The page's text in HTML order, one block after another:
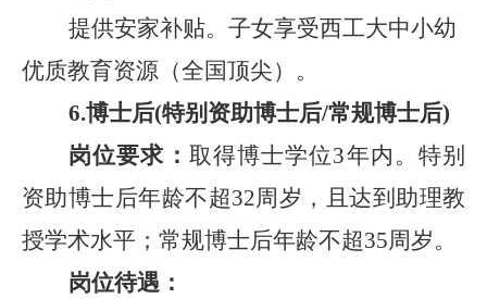
提供安家补贴。 子女享受西工大中小幼
优质教育资源（全国顶尖） 。
6.博士后(特别资助博士后/常规博士后)
岗位要求： 取得博士学位3年内 。 特别
资助博士后年龄不超32周岁，且达到助理教
授学术水平 ； 常规博士后年龄不超35周岁。
岗位待遇：